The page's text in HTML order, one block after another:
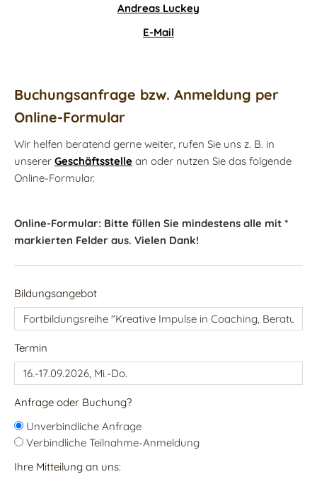
Andreas Luckey
E-Mail
Buchungsanfrage bzw. Anmeldung per
Online-Formular
Wir helfen beratend gerne weiter, rufen Sie uns z. B. in
unserer Geschäftsstelle an oder nutzen Sie das folgende
Online-Formular.
Online-Formular: Bitte füllen Sie mindestens alle mit *
markierten Felder aus. Vielen Dank!
Bildungsangebot
Termin
Anfrage oder Buchung?
Unverbindliche Anfrage
Verbindliche Teilnahme-Anmeldung
Ihre Mitteilung an uns: